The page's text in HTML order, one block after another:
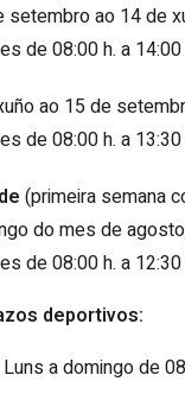
setembro ao 14 de
de 08:00 h. a 14:00
ao 15 de
de 08:00 h. a 13:30
(primeira semana
do mes de
de 08:00 h. a 12:30
deportivos:
Luns a domingo de